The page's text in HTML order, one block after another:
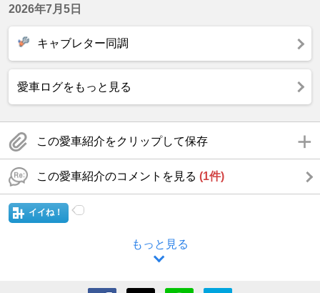
2026年7月5日
キャブレター同調
愛車ログをもっと見る
この愛車紹介をクリップして保存
この愛車紹介のコメントを見る (1件)
イイね！
もっと見る